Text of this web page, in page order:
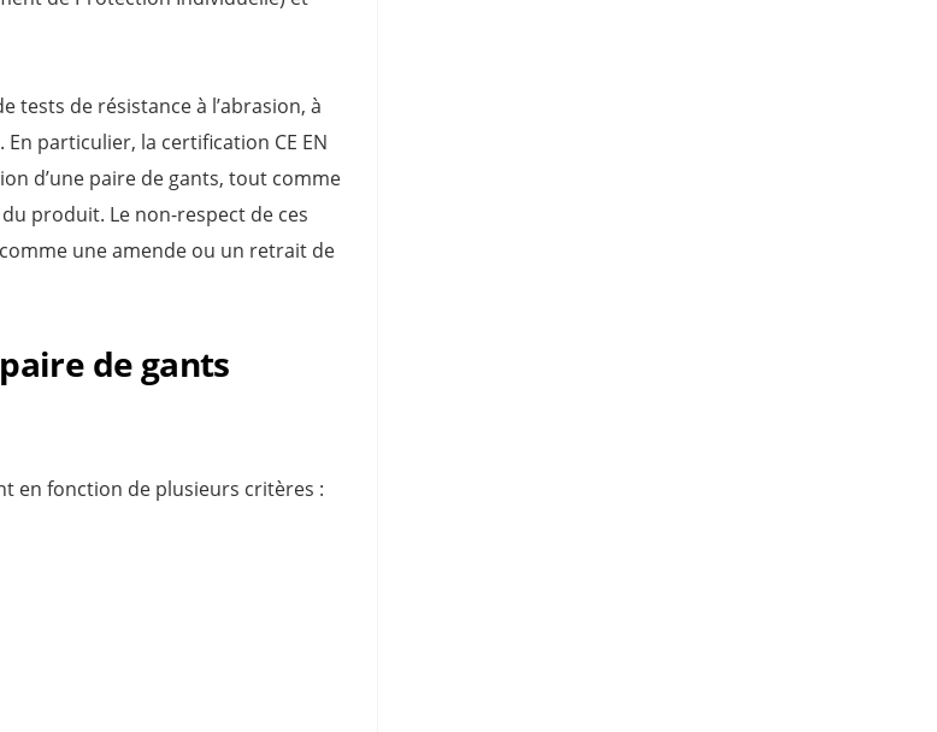
tests de résistance à l’abrasion, à
particulier, la certification CE EN
d’une paire de gants, tout comme
produit. Le non-respect de ces
une amende ou un retrait de
de gants
en fonction de plusieurs critères :